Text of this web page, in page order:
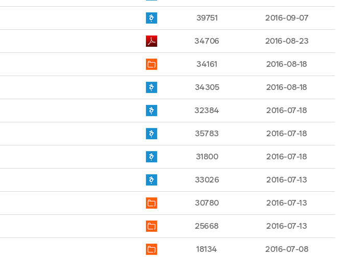
39751 2016-09-07
34706 2016-08-23
34161 2016-08-18
34305 2016-08-18
32384 2016-07-18
35783 2016-07-18
31800 2016-07-18
33026 2016-07-13
30780 2016-07-13
25668 2016-07-13
18134 2016-07-08